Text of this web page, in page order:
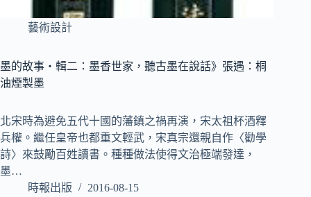
藝術設計
墨的故事‧輯二：墨香世家，聽古墨在說話》張遇：桐
油煙製墨
北宋時為避免五代十國的藩鎮之禍再演，宋太祖杯酒釋
兵權。繼任皇帝也都重文輕武，宋真宗還親自作〈勸學
詩〉來鼓勵百姓讀書。種種做法使得文治極端發達，
墨…
時報出版
2016-08-15